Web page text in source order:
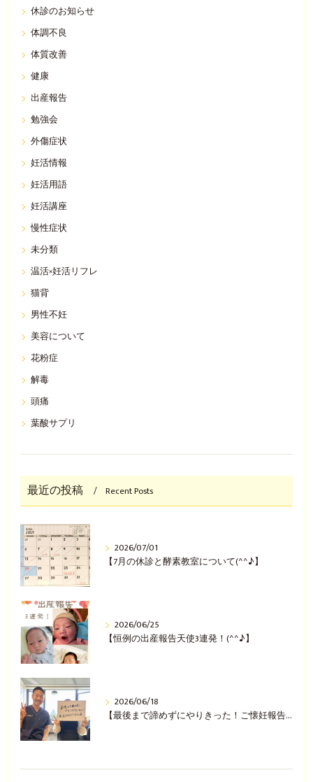
休診のお知らせ
体調不良
体質改善
健康
出産報告
勉強会
外傷症状
妊活情報
妊活用語
妊活講座
慢性症状
未分類
温活×妊活リフレ
猫背
男性不妊
美容について
花粉症
解毒
頭痛
葉酸サプリ
最近の投稿 Recent Posts
2026/07/01
【7月の休診と酵素教室について(^^♪】
2026/06/25
【恒例の出産報告天使3連発！(^^♪】
2026/06/18
【最後まで諦めずにやりきった！ご懐妊報告(^^♪】